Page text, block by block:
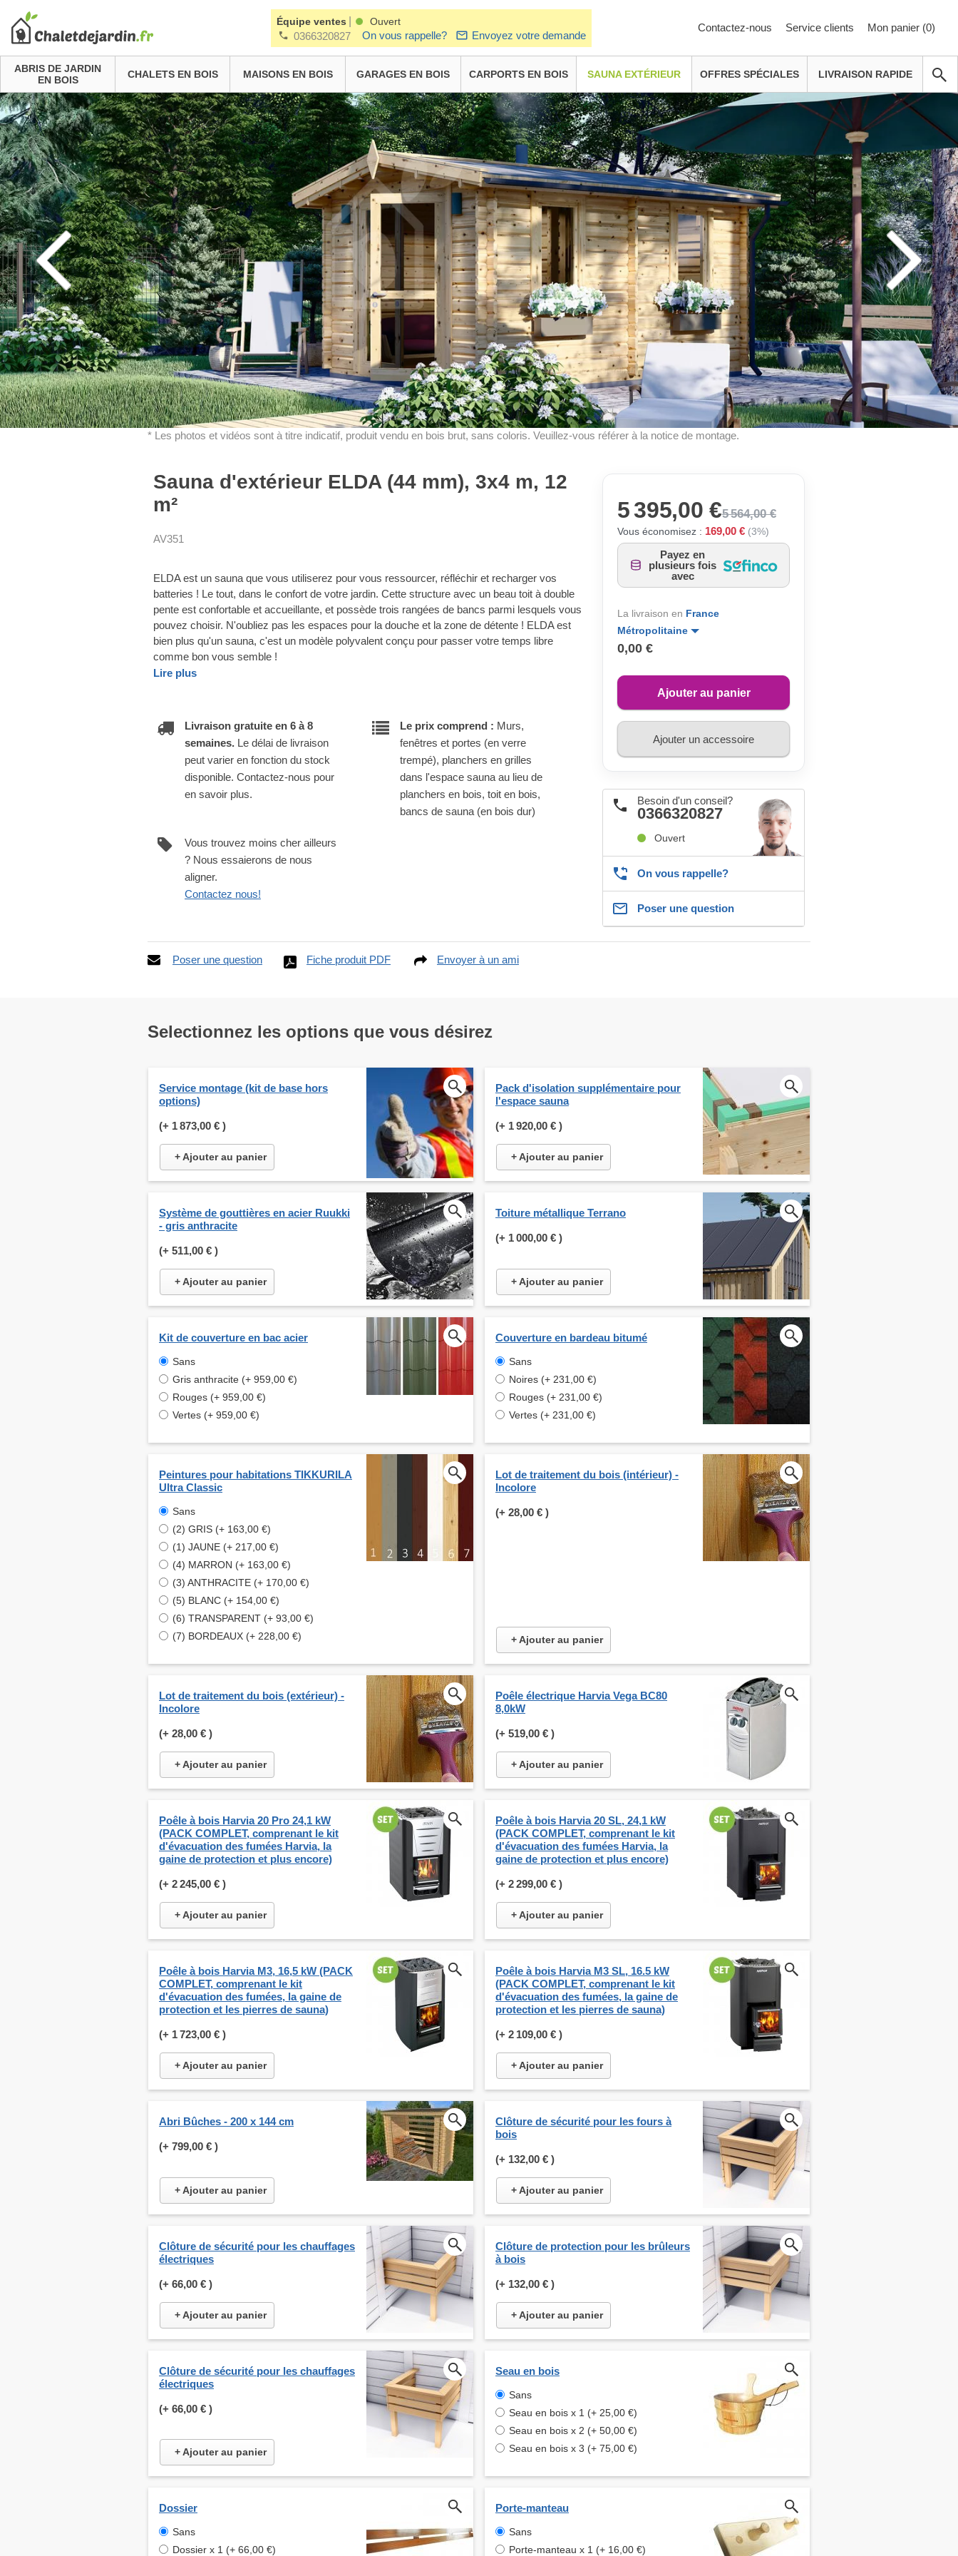
Équipe ventes Ouvert
0366320827 On vous rappelle? Envoyez votre demande
Contactez-nous Service clients Mon panier (0)
ABRIS DE JARDIN
EN BOIS
CHALETS EN BOIS MAISONS EN BOIS GARAGES EN BOIS CARPORTS EN BOIS SAUNA EXTÉRIEUR OFFRES SPÉCIALES LIVRAISON RAPIDE
* Les photos et vidéos sont à titre indicatif, produit vendu en bois brut, sans coloris. Veuillez-vous référer à la notice de montage.
Sauna d'extérieur ELDA (44 mm), 3x4 m, 12
m²
AV351
ELDA est un sauna que vous utiliserez pour vous ressourcer, réfléchir et recharger vos
batteries ! Le tout, dans le confort de votre jardin. Cette structure avec un beau toit à double
pente est confortable et accueillante, et possède trois rangées de bancs parmi lesquels vous
pouvez choisir. N'oubliez pas les espaces pour la douche et la zone de détente ! ELDA est
bien plus qu'un sauna, c'est un modèle polyvalent conçu pour passer votre temps libre
comme bon vous semble !
Lire plus
Livraison gratuite en 6 à 8
semaines. Le délai de livraison
peut varier en fonction du stock
disponible. Contactez-nous pour
en savoir plus.
Le prix comprend : Murs,
fenêtres et portes (en verre
trempé), planchers en grilles
dans l'espace sauna au lieu de
planchers en bois, toit en bois,
bancs de sauna (en bois dur)
Vous trouvez moins cher ailleurs
? Nous essaierons de nous
aligner.
Contactez nous!
5 395,00 €5 564,00 €
Vous économisez : 169,00 € (3%)
Payez en
plusieurs fois
avec
La livraison en France
Métropolitaine
0,00 €
Ajouter au panier
Ajouter un accessoire
Besoin d'un conseil?
0366320827
Ouvert
On vous rappelle?
Poser une question
Poser une question Fiche produit PDF Envoyer à un ami
Selectionnez les options que vous désirez
Service montage (kit de base hors
options)
(+ 1 873,00 € )
+ Ajouter au panier
Pack d'isolation supplémentaire pour
l'espace sauna
(+ 1 920,00 € )
+ Ajouter au panier
Système de gouttières en acier Ruukki
- gris anthracite
(+ 511,00 € )
+ Ajouter au panier
Toiture métallique Terrano
(+ 1 000,00 € )
+ Ajouter au panier
Kit de couverture en bac acier
Sans
Gris anthracite (+ 959,00 €)
Rouges (+ 959,00 €)
Vertes (+ 959,00 €)
Couverture en bardeau bitumé
Sans
Noires (+ 231,00 €)
Rouges (+ 231,00 €)
Vertes (+ 231,00 €)
Peintures pour habitations TIKKURILA
Ultra Classic
Sans
(2) GRIS (+ 163,00 €)
(1) JAUNE (+ 217,00 €)
(4) MARRON (+ 163,00 €)
(3) ANTHRACITE (+ 170,00 €)
(5) BLANC (+ 154,00 €)
(6) TRANSPARENT (+ 93,00 €)
(7) BORDEAUX (+ 228,00 €)
Lot de traitement du bois (intérieur) -
Incolore
(+ 28,00 € )
+ Ajouter au panier
Lot de traitement du bois (extérieur) -
Incolore
(+ 28,00 € )
+ Ajouter au panier
Poêle électrique Harvia Vega BC80
8,0kW
(+ 519,00 € )
+ Ajouter au panier
Poêle à bois Harvia 20 Pro 24,1 kW
(PACK COMPLET, comprenant le kit
d'évacuation des fumées Harvia, la
gaine de protection et plus encore)
(+ 2 245,00 € )
+ Ajouter au panier
Poêle à bois Harvia 20 SL, 24,1 kW
(PACK COMPLET, comprenant le kit
d'évacuation des fumées Harvia, la
gaine de protection et plus encore)
(+ 2 299,00 € )
+ Ajouter au panier
Poêle à bois Harvia M3, 16,5 kW (PACK
COMPLET, comprenant le kit
d'évacuation des fumées, la gaine de
protection et les pierres de sauna)
(+ 1 723,00 € )
+ Ajouter au panier
Poêle à bois Harvia M3 SL, 16.5 kW
(PACK COMPLET, comprenant le kit
d'évacuation des fumées, la gaine de
protection et les pierres de sauna)
(+ 2 109,00 € )
+ Ajouter au panier
Abri Bûches - 200 x 144 cm
(+ 799,00 € )
+ Ajouter au panier
Clôture de sécurité pour les fours à
bois
(+ 132,00 € )
+ Ajouter au panier
Clôture de sécurité pour les chauffages
électriques
(+ 66,00 € )
+ Ajouter au panier
Clôture de protection pour les brûleurs
à bois
(+ 132,00 € )
+ Ajouter au panier
Clôture de sécurité pour les chauffages
électriques
(+ 66,00 € )
+ Ajouter au panier
Seau en bois
Sans
Seau en bois x 1 (+ 25,00 €)
Seau en bois x 2 (+ 50,00 €)
Seau en bois x 3 (+ 75,00 €)
Dossier
Sans
Dossier x 1 (+ 66,00 €)
Porte-manteau
Sans
Porte-manteau x 1 (+ 16,00 €)